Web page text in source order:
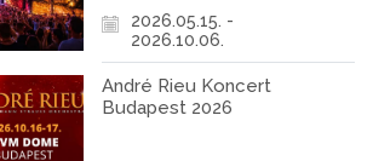
2026.05.15. -
2026.10.06.
André Rieu Koncert
Budapest 2026